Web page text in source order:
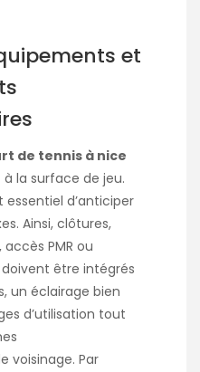
et
de tennis à nice
la surface de jeu.
d’anticiper
Ainsi, clôtures,
PMR ou
être intégrés
un éclairage bien
d’utilisation tout
voisinage. Par